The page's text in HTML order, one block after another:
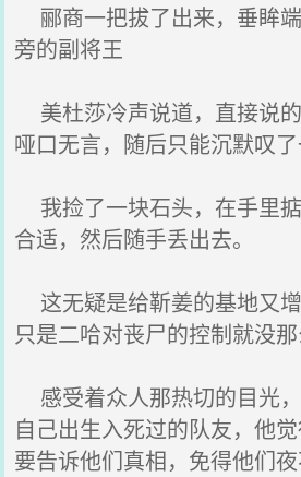
郦商一把拔了出来，垂眸
旁的副将王
美杜莎冷声说道，直接说
哑口无言，随后只能沉默叹了
我捡了一块石头，在手里
合适，然后随手丢出去。
这无疑是给靳姜的基地又增
只是二哈对丧尸的控制就没那
感受着众人那热切的目光
自己出生入死过的队友，他
要告诉他们真相，免得他们夜